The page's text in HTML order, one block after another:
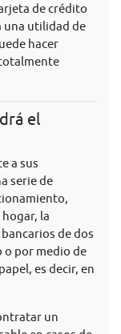
de crédito
una utilidad de
hacer
el
a sus
serie de
la
de dos
o por medio de
es decir, en
un